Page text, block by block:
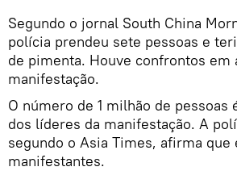
Segundo o jornal South China
polícia prendeu sete pessoas e
de pimenta. Houve confrontos em
manifestação.
O número de 1 milhão de pessoas
dos líderes da manifestação. A
segundo o Asia Times, afirma
manifestantes.